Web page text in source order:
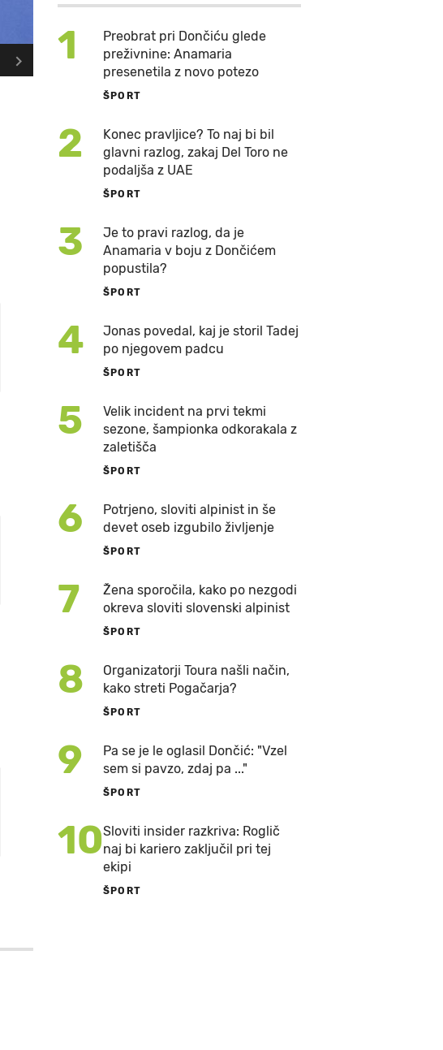
1
Preobrat pri Dončiću glede
preživnine: Anamaria
presenetila z novo potezo
ŠPORT
2
Konec pravljice? To naj bi bil
glavni razlog, zakaj Del Toro ne
podaljša z UAE
ŠPORT
3
Je to pravi razlog, da je
Anamaria v boju z Dončićem
popustila?
ŠPORT
4
Jonas povedal, kaj je storil Tadej
po njegovem padcu
ŠPORT
5
Velik incident na prvi tekmi
sezone, šampionka odkorakala z
zaletišča
ŠPORT
6
Potrjeno, sloviti alpinist in še
devet oseb izgubilo življenje
ŠPORT
7
Žena sporočila, kako po nezgodi
okreva sloviti slovenski alpinist
ŠPORT
8
Organizatorji Toura našli način,
kako streti Pogačarja?
ŠPORT
9
Pa se je le oglasil Dončić: "Vzel
sem si pavzo, zdaj pa ..."
ŠPORT
10Sloviti insider razkriva: Roglič
naj bi kariero zaključil pri tej
ekipi
ŠPORT